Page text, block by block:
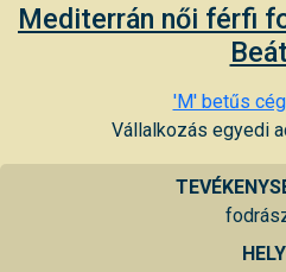
Mediterrán női férfi
'M' betűs
Vállalkozás egyedi